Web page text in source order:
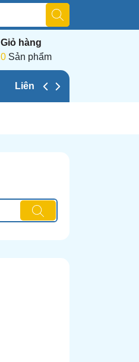
Giỏ hàng
0 Sản phẩm
Liên hệ chúng tôi